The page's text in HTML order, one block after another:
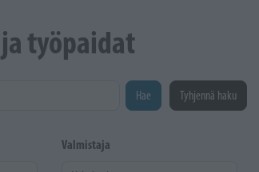
työpaidat
Hae Tyhjennä haku
Valmistaja